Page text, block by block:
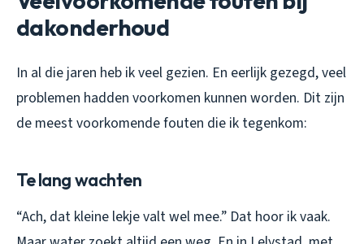
dakonderhoud
In al die jaren heb ik veel gezien. En eerlijk gezegd, veel
problemen hadden voorkomen kunnen worden. Dit zijn
de meest voorkomende fouten die ik tegenkom:
Te lang wachten
“Ach, dat kleine lekje valt wel mee.” Dat hoor ik vaak.